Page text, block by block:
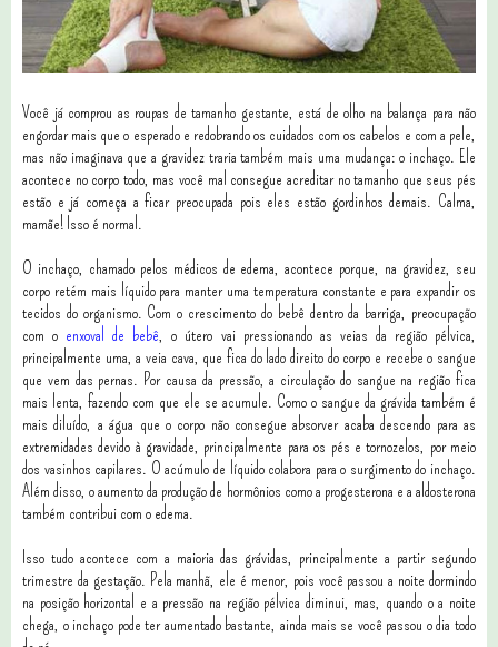
Você já comprou as roupas de tamanho gestante, está de olho na balança para não
engordar mais que o esperado e redobrando os cuidados com os cabelos e com a pele,
mas não imaginava que a gravidez traria também mais uma mudança: o inchaço. Ele
acontece no corpo todo, mas você mal consegue acreditar no tamanho que seus pés
estão e já começa a ficar preocupada pois eles estão gordinhos demais. Calma,
mamãe! Isso é normal.
O inchaço, chamado pelos médicos de edema, acontece porque, na gravidez, seu
corpo retém mais líquido para manter uma temperatura constante e para expandir os
tecidos do organismo. Com o crescimento do bebê dentro da barriga, preocupação
com o enxoval de bebê , o útero vai pressionando as veias da região pélvica,
principalmente uma, a veia cava, que fica do lado direito do corpo e recebe o sangue
que vem das pernas. Por causa da pressão, a circulação do sangue na região fica
mais lenta, fazendo com que ele se acumule. Como o sangue da grávida também é
mais diluído, a água que o corpo não consegue absorver acaba descendo para as
extremidades devido à gravidade, principalmente para os pés e tornozelos, por meio
dos vasinhos capilares. O acúmulo de líquido colabora para o surgimento do inchaço.
Além disso, o aumento da produção de hormônios como a progesterona e a aldosterona
também contribui com o edema.
Isso tudo acontece com a maioria das grávidas, principalmente a partir segundo
trimestre da gestação. Pela manhã, ele é menor, pois você passou a noite dormindo
na posição horizontal e a pressão na região pélvica diminui, mas, quando o a noite
chega, o inchaço pode ter aumentado bastante, ainda mais se você passou o dia todo